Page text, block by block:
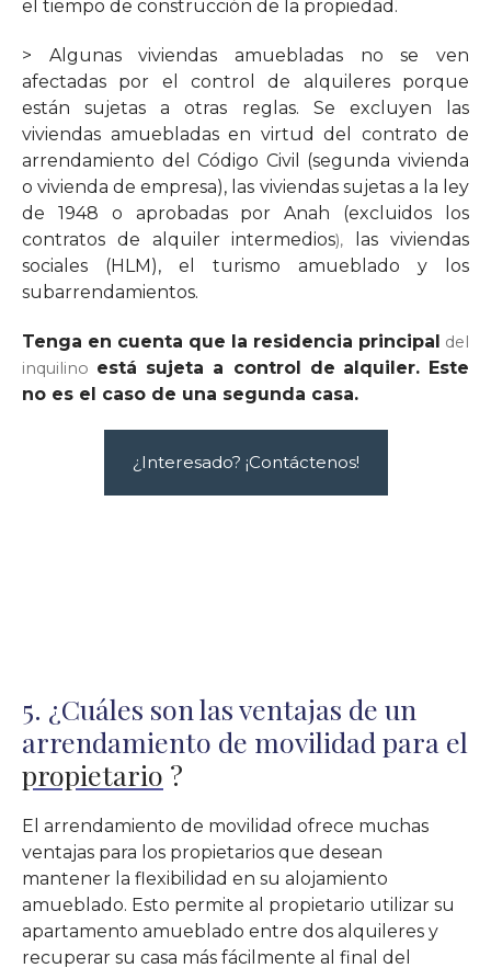
el tiempo de construcción de la propiedad.
> Algunas viviendas amuebladas no se ven
afectadas por el control de alquileres porque
están sujetas a otras reglas. Se excluyen las
viviendas amuebladas en virtud del contrato de
arrendamiento del Código Civil (segunda vivienda
o vivienda de empresa), las viviendas sujetas a la ley
de 1948
o aprobadas por Anah (excluidos los
contratos de alquiler intermedios),
las viviendas
sociales (HLM),
el turismo amueblado y los
subarrendamientos.
Tenga en cuenta que la residencia principal del
inquilino está sujeta a control de alquiler. Este
no es el caso de una segunda casa.
¿Interesado? ¡Contáctenos!
5. ¿Cuáles son las ventajas de un
arrendamiento de movilidad para el
propietario ?
El arrendamiento de movilidad ofrece muchas
ventajas para los propietarios que desean
mantener la flexibilidad en su alojamiento
amueblado. Esto permite al propietario utilizar su
apartamento amueblado entre dos alquileres y
recuperar su casa más fácilmente al final del